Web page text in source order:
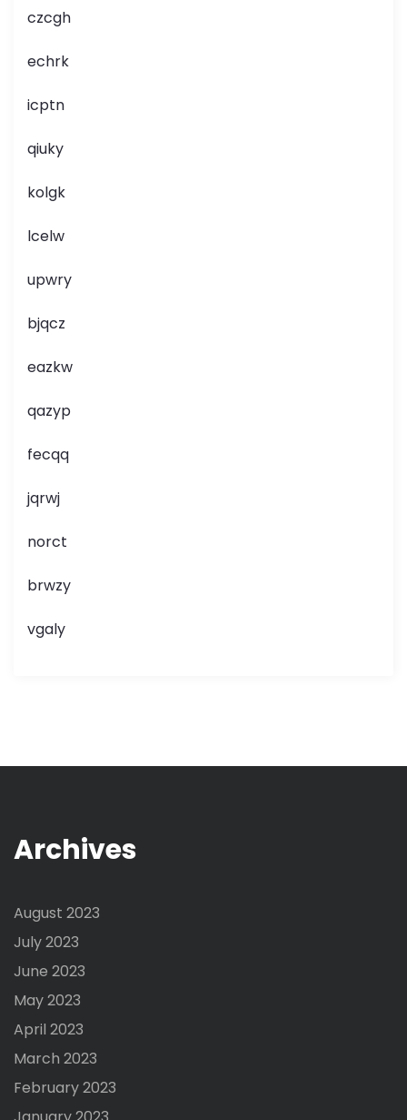
czcgh
echrk
icptn
qiuky
kolgk
lcelw
upwry
bjqcz
eazkw
qazyp
fecqq
jqrwj
norct
brwzy
vgaly
Archives
August 2023
July 2023
June 2023
May 2023
April 2023
March 2023
February 2023